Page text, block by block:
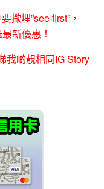
要撳埋”see first”，
新優惠！
我啲靚相同IG Story